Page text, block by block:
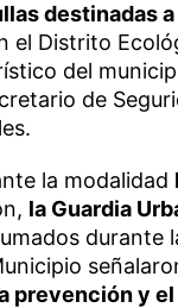
destinadas
el Distrito
del
de
la modalidad
la Guardia
durante
prevención y